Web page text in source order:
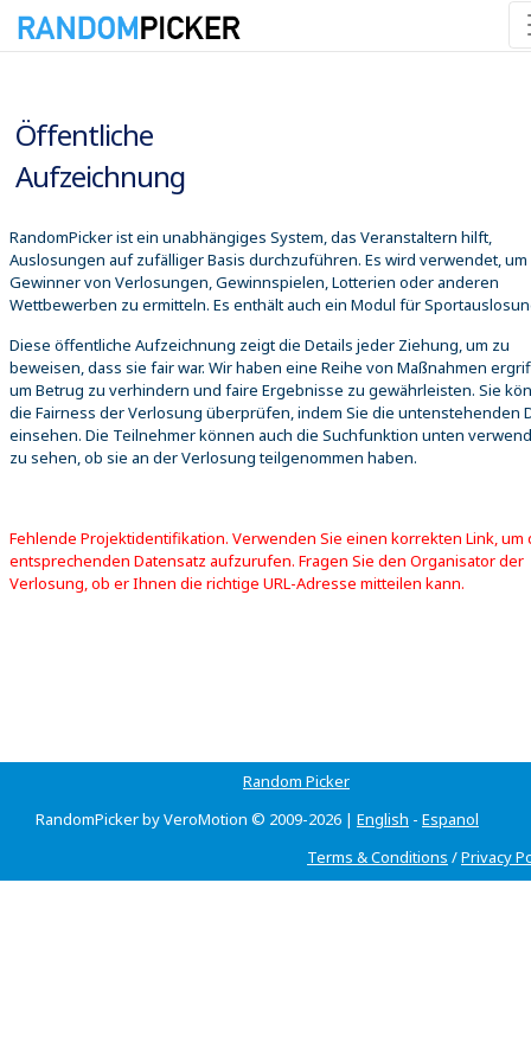
Öffentliche
Aufzeichnung
RandomPicker ist ein unabhängiges System, das Veranstaltern hilft,
Auslosungen auf zufälliger Basis durchzuführen. Es wird verwendet, um
Gewinner von Verlosungen, Gewinnspielen, Lotterien oder anderen
Wettbewerben zu ermitteln. Es enthält auch ein Modul für
Diese öffentliche Aufzeichnung zeigt die Details jeder Ziehung, um zu
beweisen, dass sie fair war. Wir haben eine Reihe von Maßnahmen
um Betrug zu verhindern und faire Ergebnisse zu gewährleisten. Sie
die Fairness der Verlosung überprüfen, indem Sie die untenstehenden
einsehen. Die Teilnehmer können auch die Suchfunktion unten
zu sehen, ob sie an der Verlosung teilgenommen haben.
Fehlende Projektidentifikation. Verwenden Sie einen korrekten Link, um
entsprechenden Datensatz aufzurufen. Fragen Sie den Organisator der
Verlosung, ob er Ihnen die richtige URL-Adresse mitteilen kann.
Random Picker
RandomPicker by VeroMotion © 2009-2026 | English - Espanol
Terms & Conditions /Privacy